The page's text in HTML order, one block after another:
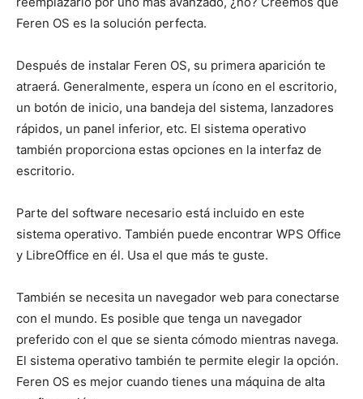
Feren OS es la solución perfecta.
Después de instalar Feren OS, su primera aparición te
atraerá. Generalmente, espera un ícono en el escritorio,
un botón de inicio, una bandeja del sistema, lanzadores
rápidos, un panel inferior, etc. El sistema operativo
también proporciona estas opciones en la interfaz de
escritorio.
Parte del software necesario está incluido en este
sistema operativo. También puede encontrar WPS Office
y LibreOffice en él. Usa el que más te guste.
También se necesita un navegador web para conectarse
con el mundo. Es posible que tenga un navegador
preferido con el que se sienta cómodo mientras navega.
El sistema operativo también te permite elegir la opción.
Feren OS es mejor cuando tienes una máquina de alta